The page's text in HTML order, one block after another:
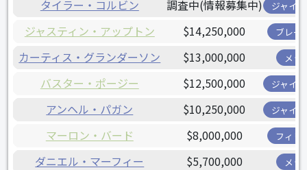
タイラー・コルビン 調査中(情報募集中) ジャイ
ジャスティン・アップトン $14,250,000 ブレー
カーティス・グランダーソン $13,000,000 メッ
バスター・ポージー $12,500,000 ジャイ
アンヘル・パガン $10,250,000 ジャイ
マーロン・バード $8,000,000 フィリ
ダニエル・マーフィー $5,700,000 メッ